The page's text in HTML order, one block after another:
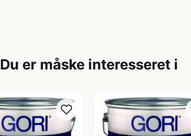
Du er måske interesseret i